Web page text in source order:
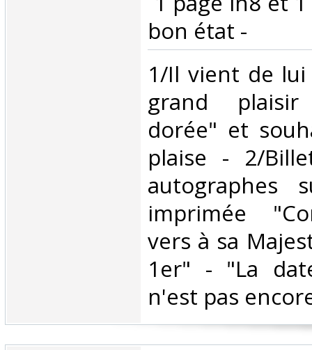
bon état -‎
‎1/Il vient de
grand
dorée" et
plaise - 2/
autographes
imprimée
vers à sa
1er" - "La
n'est pas